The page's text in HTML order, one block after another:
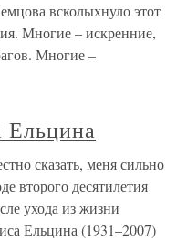
всколыхнуло этот
Многие – искренние,
Многие –
Ельцина
сказать, меня сильно
второго десятилетия
ухода из жизни
Ельцина (1931–2007)